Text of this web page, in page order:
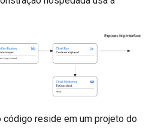
código reside em um projeto do